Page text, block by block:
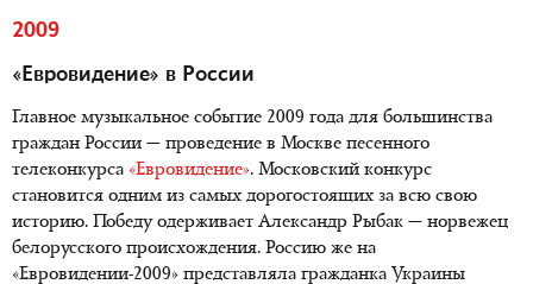
2009
«Евровидение» в России
Главное музыкальное событие 2009 года для большинства
граждан России — проведение в Москве песенного
телеконкурса «Евровидение». Московский конкурс
становится одним из самых дорогостоящих за всю свою
историю. Победу одерживает Александр Рыбак — норвежец
белорусского происхождения. Россию же на
«Евровидении-2009» представляла гражданка Украины